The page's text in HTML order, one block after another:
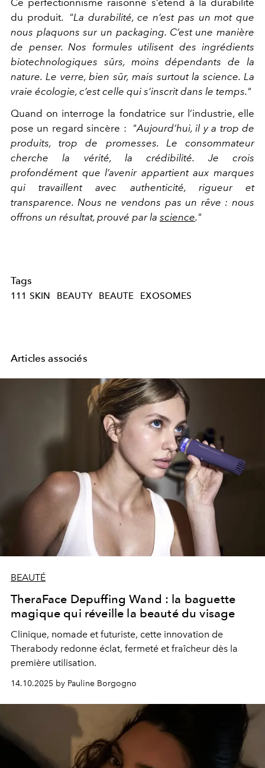
Ce perfectionnisme raisonné s’étend à la durabilité
du produit.
"La durabilité, ce n’est pas un mot que
nous plaquons sur un packaging. C’est une manière
de penser. Nos formules utilisent des ingrédients
biotechnologiques sûrs, moins dépendants de la
nature. Le verre, bien sûr, mais surtout la science. La
vraie écologie, c’est celle qui s’inscrit dans le temps."
Quand on interroge la fondatrice sur l’industrie, elle
pose un regard sincère : "Aujourd’hui, il y a trop de
produits, trop de promesses. Le consommateur
cherche la vérité, la crédibilité. Je crois
profondément que l’avenir appartient aux marques
qui travaillent avec authenticité, rigueur et
transparence. Nous ne vendons pas un rêve : nous
offrons un résultat, prouvé par la science."
Tags
111 SKIN BEAUTY BEAUTE EXOSOMES
Articles associés
BEAUTÉ
TheraFace Depuffing Wand : la baguette
magique qui réveille la beauté du visage
Clinique, nomade et futuriste, cette innovation de
Therabody redonne éclat, fermeté et fraîcheur dès la
première utilisation.
14.10.2025 by Pauline Borgogno